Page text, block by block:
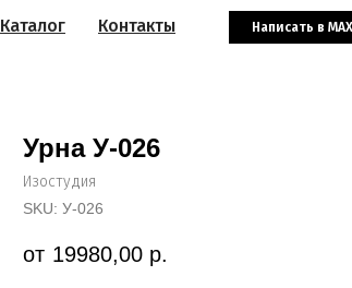
Контакты
Каталог Написать в MAX
Урна У-026
Изостудия
SKU: У-026
19980,00 р.